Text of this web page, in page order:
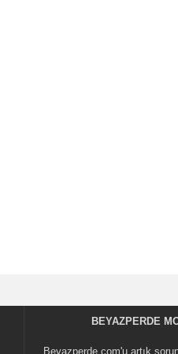
BEYAZPERDE
Beyazperde.com'u artık